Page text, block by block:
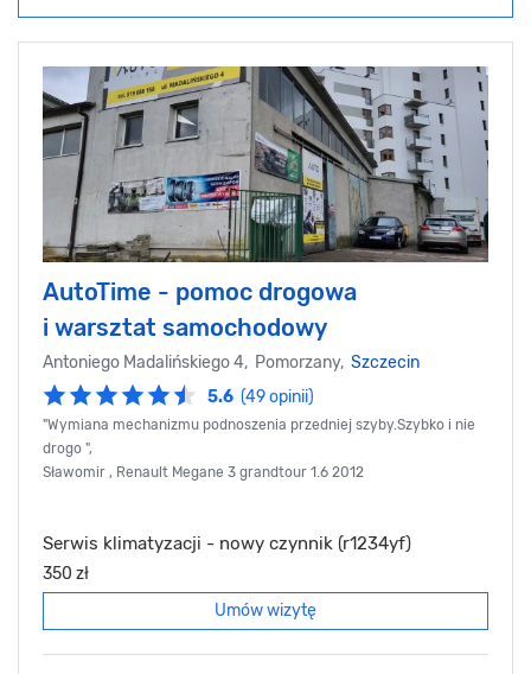
AutoTime - pomoc drogowa
i warsztat samochodowy
Antoniego Madalińskiego 4, Pomorzany, Szczecin
5.6 (49 opinii)
"Wymiana mechanizmu podnoszenia przedniej szyby.Szybko i nie
drogo ",
Sławomir , Renault Megane 3 grandtour 1.6 2012
Serwis klimatyzacji - nowy czynnik (r1234yf)
350 zł
Umów wizytę